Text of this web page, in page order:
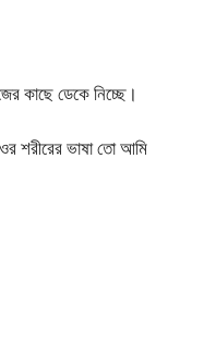
কাছে ডেকে নিচ্ছে।
শরীরের ভাষা তো আমি